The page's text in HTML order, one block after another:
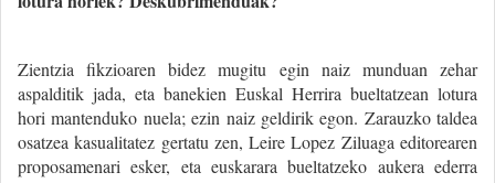
Zientzia fikzioaren bidez mugitu egin naiz munduan zehar
aspalditik jada, eta banekien Euskal Herrira bueltatzean lotura
hori mantenduko nuela; ezin naiz geldirik egon. Zarauzko taldea
osatzea kasualitatez gertatu zen, Leire Lopez Ziluaga editorearen
proposamenari esker, eta euskarara bueltatzeko aukera ederra